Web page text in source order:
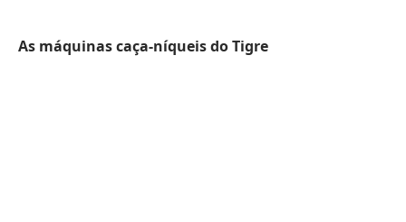
As máquinas caça-níqueis do Tigre